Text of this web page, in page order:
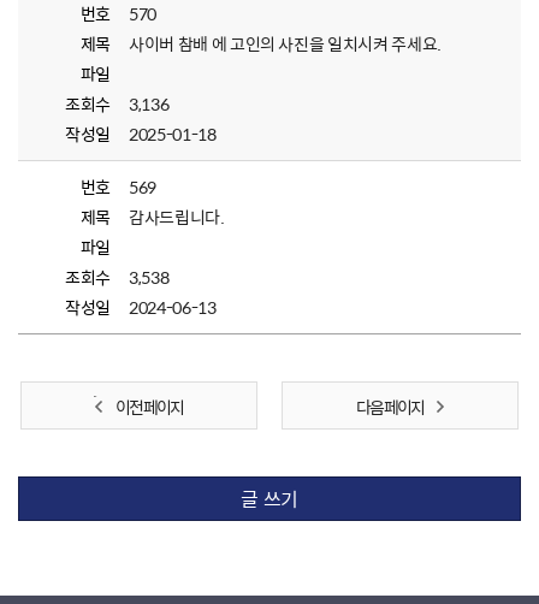
번호
570
제목
사이버 참배 에 고인의 사진을 일치시켜 주세요.
파일
조회수
3,136
작성일
2025-01-18
번호
569
제목
감사드립니다.
파일
조회수
3,538
작성일
2024-06-13
이전 페이지 다음 페이지
글 쓰기